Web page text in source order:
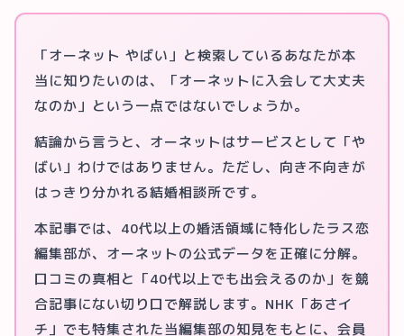
「オーネット やばい」と検索しているあなたが本
当に知りたいのは、「オーネットに入会して大丈夫
なのか」という一点ではないでしょうか。
結論から言うと、オーネットはサービスとして「や
ばい」わけではありません。ただし、向き不向きが
はっきり分かれる結婚相談所です。
本記事では、40代以上の婚活領域に特化したラス恋
編集部が、オーネットの公式データを正確に分解。
口コミの真相と「40代以上でも出会えるのか」を競
合記事にない切り口で解説します。NHK「あさイ
チ」でも特集された当編集部の知見をもとに、会員